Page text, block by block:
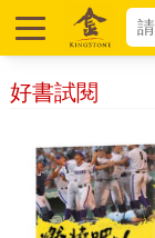
好書試閱